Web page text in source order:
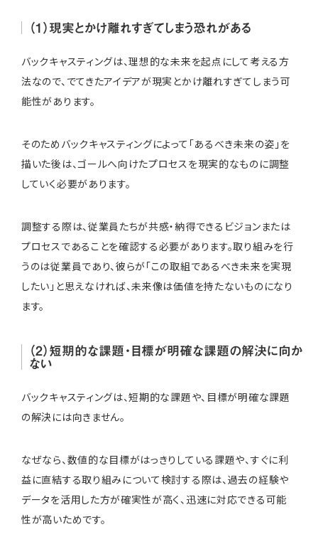
（1）現実とかけ離れすぎてしまう恐れがある
バックキャスティングは、理想的な未来を起点にして考える方
法なので、でてきたアイデアが現実とかけ離れすぎてしまう可
能性があります。
そのためバックキャスティングによって「あるべき未来の姿」を
描いた後は、ゴールへ向けたプロセスを現実的なものに調整
していく必要があります。
調整する際は、従業員たちが共感・納得できるビジョンまたは
プロセスであることを確認する必要があります。取り組みを行
うのは従業員であり、彼らが「この取組であるべき未来を実現
したい」と思えなければ、未来像は価値を持たないものになり
ます。
（2）短期的な課題・目標が明確な課題の解決に向か
ない
バックキャスティングは、短期的な課題や、目標が明確な課題
の解決には向きません。
なぜなら、数値的な目標がはっきりしている課題や、すぐに利
益に直結する取り組みについて検討する際は、過去の経験や
データを活用した方が確実性が高く、迅速に対応できる可能
性が高いためです。